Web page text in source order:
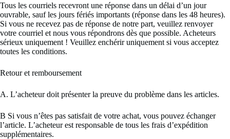
Tous les courriels recevront une réponse dans un délai d’un jour
ouvrable, sauf les jours fériés importants (réponse dans les 48 heures).
Si vous ne recevez pas de réponse de notre part, veuillez renvoyer
votre courriel et nous vous répondrons dès que possible. Acheteurs
sérieux uniquement ! Veuillez enchérir uniquement si vous acceptez
toutes les conditions.
Retour et remboursement
A. L’acheteur doit présenter la preuve du problème dans les articles.
B Si vous n’êtes pas satisfait de votre achat, vous pouvez échanger
l’article. L’acheteur est responsable de tous les frais d’expédition
supplémentaires.